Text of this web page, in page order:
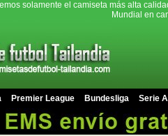
solamente el camiseta más alta
Mundial en
Premier League Bundesliga Serie A